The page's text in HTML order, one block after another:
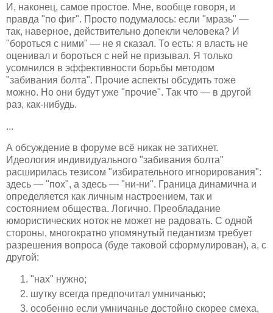
И, наконец, самое простое. Мне, вообще говоря, и
правда "по фиг". Просто подумалось: если "мразь" —
так, наверное, действительно допекли человека? И
"бороться с ними" — не я сказал. То есть: я власть не
оценивал и бороться с ней не призывал. Я только
усомнился в эффективности борьбы методом
"забивания болта". Прочие аспекты обсудить тоже
можно. Но они будут уже "прочие". Так что — в другой
раз, как-нибудь.
...
А обсуждение в форуме всё никак не затихнет.
Идеология индивидуального "забивания болта"
расширилась тезисом "избирательного игнорирования":
здесь — "пох", а здесь — "ни-ни". Граница динамична и
определяется как личным настроением, так и
состоянием общества. Логично. Преобладание
юмористических ноток не может не радовать. С одной
стороны, многократно упомянутый педантизм требует
разрешения вопроса (буде таковой сформулирован), а, с
другой:
"нах" нужно;
шутку всегда предпочитал умничанью;
особенно если умничанье достойно скорее смеха,